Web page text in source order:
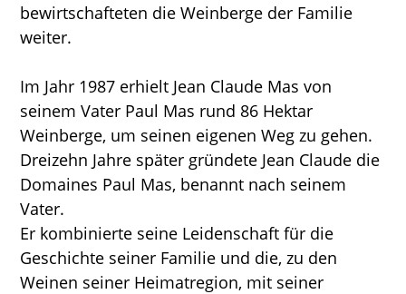
bewirtschafteten die Weinberge der Familie
weiter.
Im Jahr 1987 erhielt Jean Claude Mas von
seinem Vater Paul Mas rund 86 Hektar
Weinberge, um seinen eigenen Weg zu gehen.
Dreizehn Jahre später gründete Jean Claude die
Domaines Paul Mas, benannt nach seinem
Vater.
Er kombinierte seine Leidenschaft für die
Geschichte seiner Familie und die, zu den
Weinen seiner Heimatregion, mit seiner